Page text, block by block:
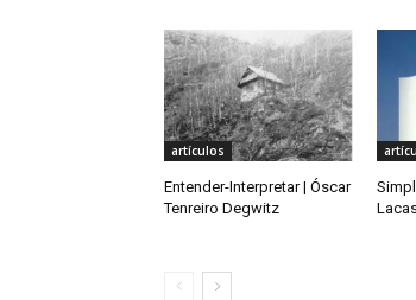
artículos
Entender-Interpretar | Óscar
Tenreiro Degwitz